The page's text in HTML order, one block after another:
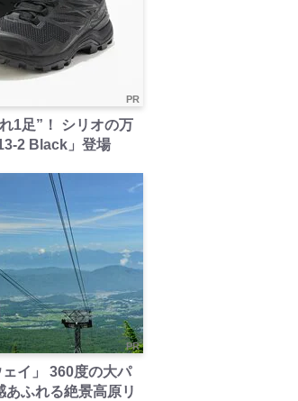
PR
1足”！ シリオの万
2 Black」登場
PR
ェイ」 360度の大パ
あふれる絶景高原リ